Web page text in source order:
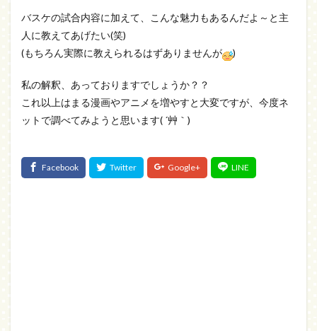
バスケの試合内容に加えて、こんな魅力もあるんだよ～と主
人に教えてあげたい(笑)
(もちろん実際に教えられるはずありませんが
)
私の解釈、あっておりますでしょうか？？
これ以上はまる漫画やアニメを増やすと大変ですが、今度ネ
ットで調べてみようと思います( ´艸｀)